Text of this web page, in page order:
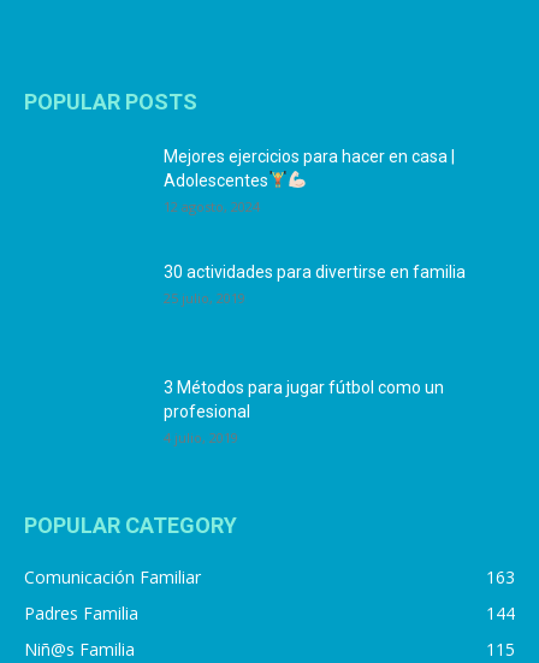
POPULAR POSTS
Mejores ejercicios para hacer en casa |
Adolescentes
12 agosto, 2024
30 actividades para divertirse en familia
25 julio, 2019
3 Métodos para jugar fútbol como un
profesional
4 julio, 2019
POPULAR CATEGORY
Comunicación Familiar
163
Padres Familia
144
Niñ@s Familia
115